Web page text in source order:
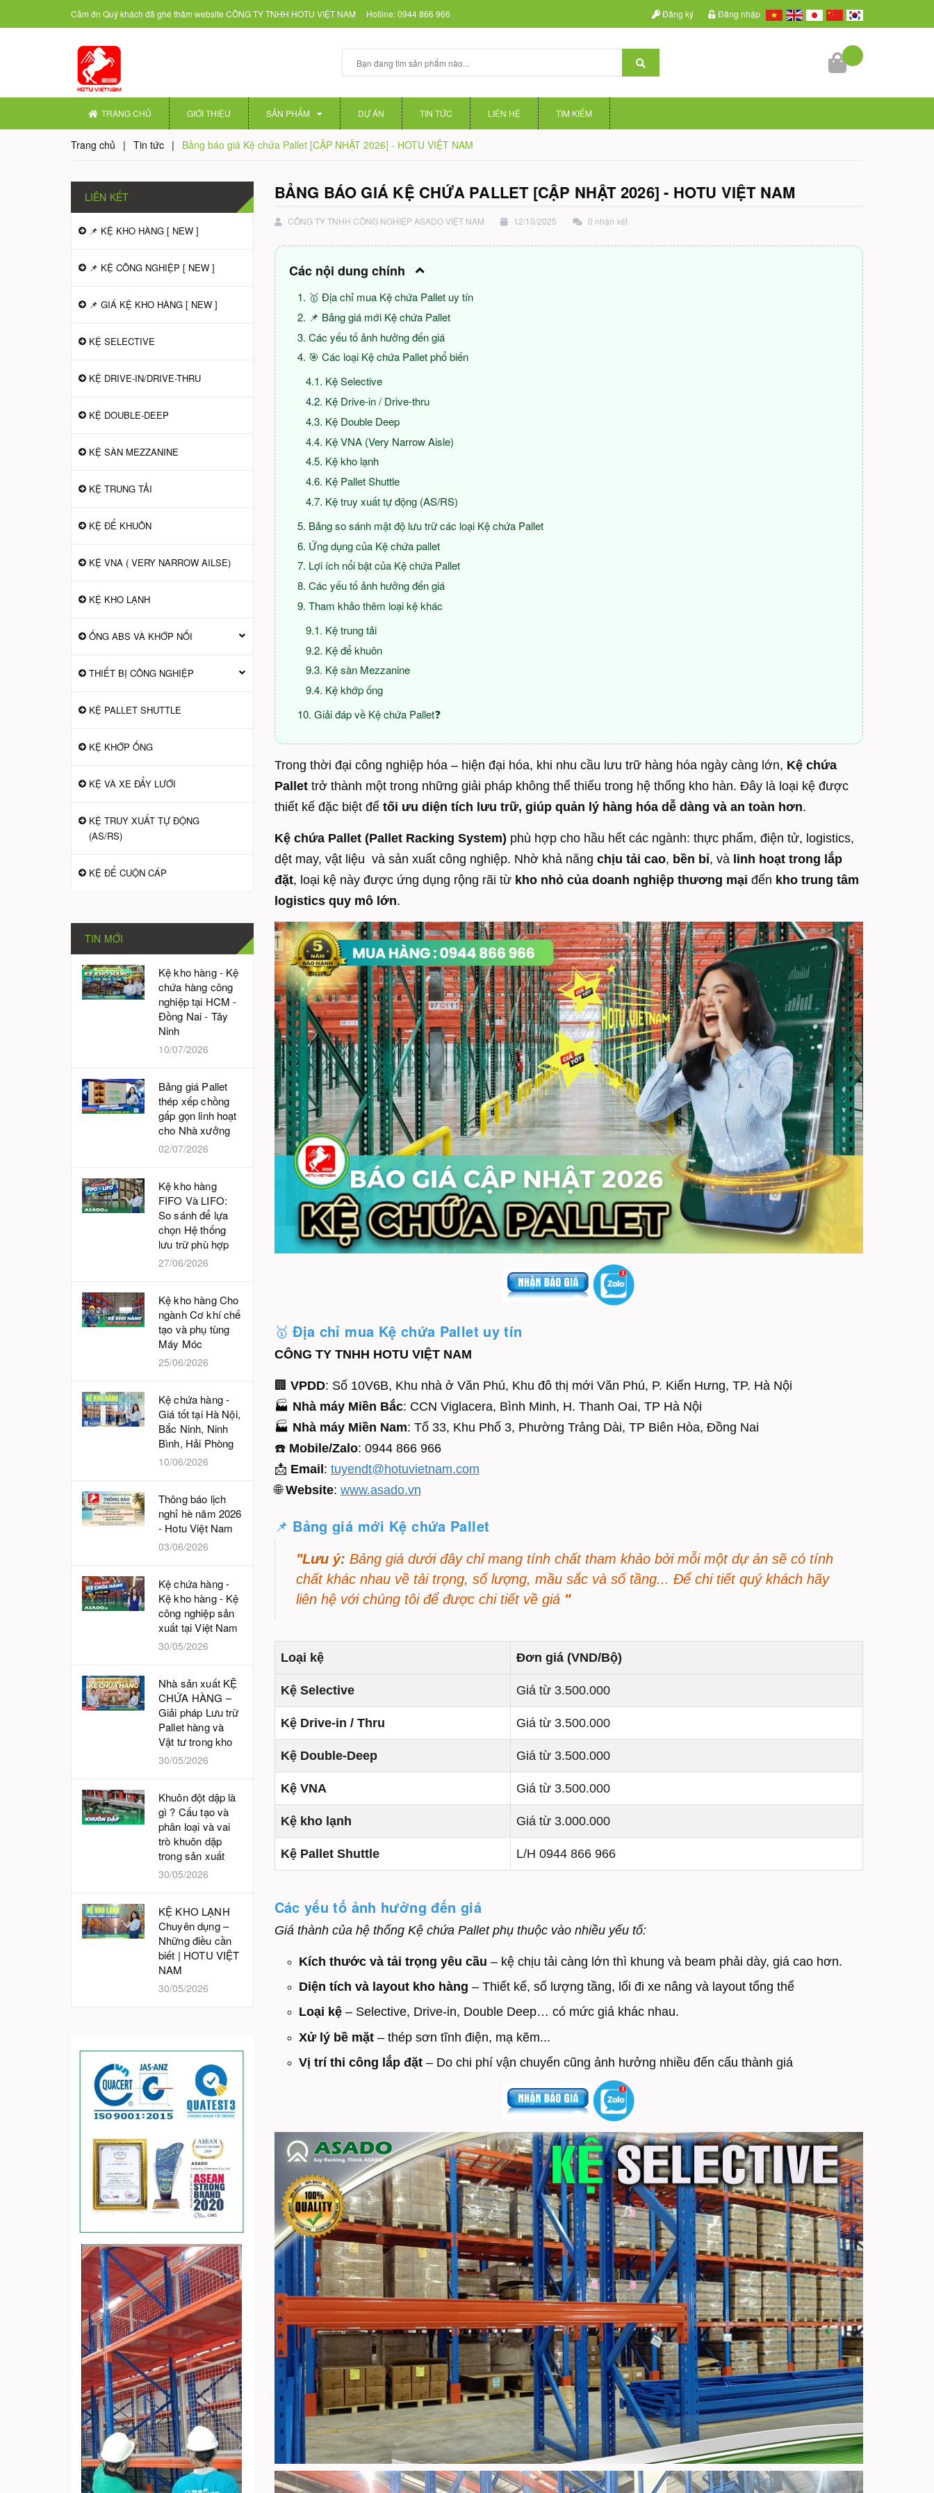
Cảm ớn Quý khách đã ghé thăm website CÔNG TY TNHH HOTU VIỆT NAM Hotline:0944 866 966 Đăng ký Đăng nhập
TRANG CHỦ GIỚI THIỆU SẢN PHẨM DỰ ÁN TIN TỨC LIÊN HỆ TÌM KIẾM
Trang chủ | Tin tức | Bảng báo giá Kệ chứa Pallet [CẬP NHẬT 2026] - HOTU VIỆT NAM
BẢNG BÁO GIÁ KỆ CHỨA PALLET [CẬP NHẬT 2026] - HOTU VIỆT NAM
CÔNG TY TNHH CÔNG NGHIỆP ASADO VIỆT NAM 12/10/2025 0 nhận xét
Các nội dung chính
🥇 Địa chỉ mua Kệ chứa Pallet uy tín
📌 Bảng giá mới Kệ chứa Pallet
Các yếu tố ảnh hưởng đến giá
🎯 Các loại Kệ chứa Pallet phổ biến
Kệ Selective
Kệ Drive-in / Drive-thru
Kệ Double Deep
Kệ VNA (Very Narrow Aisle)
Kệ kho lạnh
Kệ Pallet Shuttle
Kệ truy xuất tự động (AS/RS)
Bảng so sánh mật độ lưu trữ các loại Kệ chứa Pallet
Ứng dụng của Kệ chứa pallet
Lợi ích nổi bật của Kệ chứa Pallet
Các yếu tố ảnh hưởng đến giá
Tham khảo thêm loại kệ khác
Kệ trung tải
Kệ để khuôn
Kệ sàn Mezzanine
Kệ khớp ống
Giải đáp về Kệ chứa Pallet❓
Trong thời đại công nghiệp hóa – hiện đại hóa, khi nhu cầu lưu trữ hàng hóa ngày càng lớn, Kệ chứa
Pallettrở thành một trong những giải pháp không thể thiếu trong hệ thống kho hàn. Đây là loại kệ được
thiết kế đặc biệt để tối ưu diện tích lưu trữ, giúp quản lý hàng hóa dễ dàng và an toàn hơn.
Kệ chứa Pallet (Pallet Racking System) phù hợp cho hầu hết các ngành: thực phẩm, điện tử, logistics,
dệt may, vật liệu và sản xuất công nghiệp. Nhờ khả năng chịu tải cao, bền bỉ, và linh hoạt trong lắp
đặt, loại kệ này được ứng dụng rộng rãi từ kho nhỏ của doanh nghiệp thương mại đến kho trung tâm
logistics quy mô lớn.
🥇Địa chỉ mua Kệ chứa Pallet uy tín
CÔNG TY TNHH HOTU VIỆT NAM
🏢 VPDD: Số 10V6B, Khu nhà ở Văn Phú, Khu đô thị mới Văn Phú, P. Kiến Hưng, TP. Hà Nội
🏭 Nhà máy Miền Bắc: CCN Viglacera, Bình Minh, H. Thanh Oai, TP Hà Nội
🏭 Nhà máy Miền Nam: Tổ 33, Khu Phố 3, Phường Trảng Dài, TP Biên Hòa, Đồng Nai
☎️ Mobile/Zalo: 0944 866 966
📩 Email: tuyendt@hotuvietnam.com
🌐Website: www.asado.vn
📌 Bảng giá mới Kệ chứa Pallet
"Lưu ý: Bảng giá dưới đây chỉ mang tính chất tham khảo bởi mỗi một dự án sẽ có tính
chất khác nhau về tải trọng, số lượng, mầu sắc và số tầng... Để chi tiết quý khách hãy
liên hệ với chúng tôi để được chi tiết về giá "
Loại kệ Đơn giá (VND/Bộ)
Kệ Selective Giá từ 3.500.000
Kệ Drive-in / Thru Giá từ 3.500.000
Kệ Double-Deep Giá từ 3.500.000
Kệ VNA Giá từ 3.500.000
Kệ kho lạnh Giá từ 3.000.000
Kệ Pallet Shuttle L/H 0944 866 966
Các yếu tố ảnh hưởng đến giá
Giá thành của hệ thống Kệ chứa Pallet phụ thuộc vào nhiều yếu tố:
Kích thước và tải trọng yêu cầu – kệ chịu tải càng lớn thì khung và beam phải dày, giá cao hơn.
Diện tích và layout kho hàng – Thiết kế, số lượng tầng, lối đi xe nâng và layout tổng thể
Loại kệ– Selective, Drive-in, Double Deep… có mức giá khác nhau.
Xử lý bề mặt– thép sơn tĩnh điện, mạ kẽm...
Vị trí thi công lắp đặt – Do chi phí vận chuyển cũng ảnh hưởng nhiều đến cấu thành giá
LIÊN KẾT
📌 KỆ KHO HÀNG [ NEW ]
📌 KỆ CÔNG NGHIỆP [ NEW ]
📌 GIÁ KỆ KHO HÀNG [ NEW ]
KỆ SELECTIVE
KỆ DRIVE-IN/DRIVE-THRU
KỆ DOUBLE-DEEP
KỆ SÀN MEZZANINE
KỆ TRUNG TẢI
KỆ ĐỂ KHUÔN
KỆ VNA ( VERY NARROW AILSE)
KỆ KHO LẠNH
ỐNG ABS VÀ KHỚP NỐI
THIẾT BỊ CÔNG NGHIỆP
KỆ PALLET SHUTTLE
KỆ KHỚP ỐNG
KỆ VÀ XE ĐẨY LƯỚI
KỆ TRUY XUẤT TỰ ĐỘNG
(AS/RS)
KỆ ĐỂ CUỘN CÁP
TIN MỚI
Kệ kho hàng - Kệ
chứa hàng công
nghiệp tại HCM -
Đồng Nai - Tây
Ninh
10/07/2026
Bảng giá Pallet
thép xếp chồng
gấp gọn linh hoạt
cho Nhà xưởng
02/07/2026
Kệ kho hàng
FIFO Và LIFO:
So sánh để lựa
chọn Hệ thống
lưu trữ phù hợp
27/06/2026
Kệ kho hàng Cho
ngành Cơ khí chế
tạo và phụ tùng
Máy Móc
25/06/2026
Kệ chứa hàng -
Giá tốt tại Hà Nội,
Bắc Ninh, Ninh
Bình, Hải Phòng
10/06/2026
Thông báo lịch
nghỉ hè năm 2026
- Hotu Việt Nam
03/06/2026
Kệ chứa hàng -
Kệ kho hàng - Kệ
công nghiệp sản
xuất tại Việt Nam
30/05/2026
Nhà sản xuất KỆ
CHỨA HÀNG –
Giải pháp Lưu trữ
Pallet hàng và
Vật tư trong kho
30/05/2026
Khuôn đột dập là
gì ? Cấu tạo và
phân loại và vai
trò khuôn dập
trong sản xuất
30/05/2026
KỆ KHO LẠNH
Chuyên dụng –
Những điều cần
biết | HOTU VIỆT
NAM
30/05/2026